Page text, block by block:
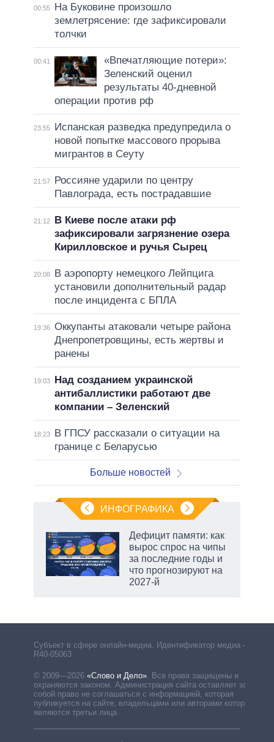
00:55
На Буковине произошло
землетрясение: где зафиксировали
толчки
00:41
«Впечатляющие потери»:
Зеленский оценил
результаты 40-дневной
операции против рф
23:55
Испанская разведка предупредила о
новой попытке массового прорыва
мигрантов в Сеуту
21:57
Россияне ударили по центру
Павлограда, есть пострадавшие
21:12
В Киеве после атаки рф
зафиксировали загрязнение озера
Кирилловское и ручья Сырец
20:08
В аэропорту немецкого Лейпцига
установили дополнительный радар
после инцидента с БПЛА
19:36 Оккупанты атаковали четыре района
Днепропетровщины, есть жертвы и
ранены
19:03
Над созданием украинской
антибаллистики работают две
компании – Зеленский
18:23
В ГПСУ рассказали о ситуации на
границе с Беларусью
Больше новостей
ИНФОГРАФИКА
Дефицит памяти: как
вырос спрос на чипы
за последние годы и
что прогнозируют на
2027-й
Субъект в сфере онлайн-медиа. Идентификатор медиа –
R40-05063
© 2009—2026 «Слово и Дело» Все права защищены и
охраняются законом. Администрация сайта оставляет за
собой право не соглашаться с информацией, которая
публикуется на сайте, владельцами или авторами которой
являются третьи лица.